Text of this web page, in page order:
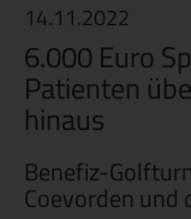
14.11.2022
6.000 Euro
Patienten
hinaus
Benefiz-
Coevorden und